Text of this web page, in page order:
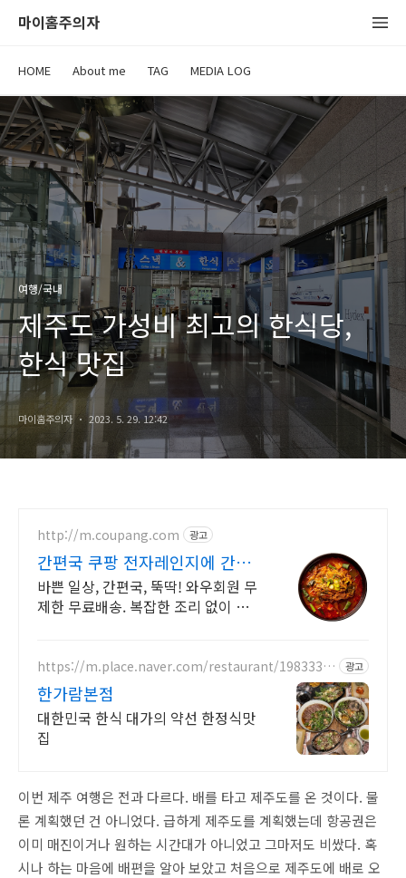
마이홈주의자
HOME About me TAG MEDIA LOG
여행/국내
제주도 가성비 최고의 한식당,
한식 맛집
마이홈주의자 2023. 5. 29. 12:42
http://m.coupang.com 광고
간편국 쿠팡 전자레인지에 간편
하게
바쁜 일상, 간편국, 뚝딱! 와우회원 무
제한 무료배송. 복잡한 조리 없이 간
https://m.place.naver.com/restaurant/1983330
광고
한가람본점
대한민국 한식 대가의 약선 한정식맛
집
이번 제주 여행은 전과 다르다. 배를 타고 제주도를 온 것이다. 물
론 계획했던 건 아니었다. 급하게 제주도를 계획했는데 항공권은
이미 매진이거나 원하는 시간대가 아니었고 그마저도 비쌌다. 혹
시나 하는 마음에 배편을 알아 보았고 처음으로 제주도에 배로 오